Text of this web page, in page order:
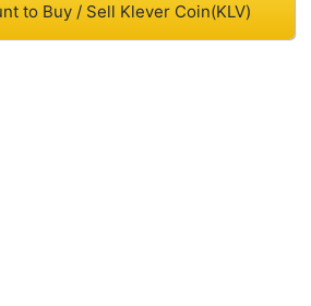
to Buy / Sell Klever Coin(KLV)